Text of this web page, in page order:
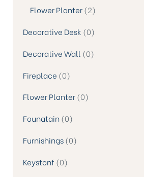
Flower Planter 2
Decorative Desk 0
Decorative Wall 0
Fireplace 0
Flower Planter 0
Founatain 0
Furnishings 0
Keystonf 0